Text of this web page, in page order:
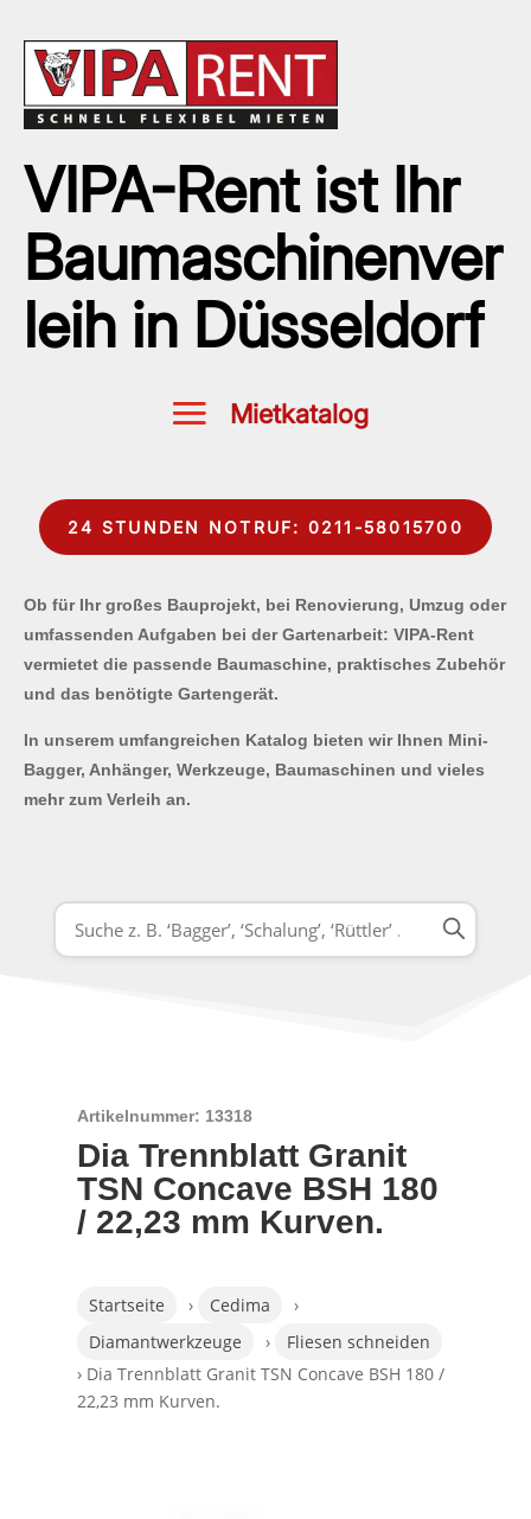
VIPA-Rent ist Ihr
Baumaschinenver
leih in Düsseldorf
24 STUNDEN NOTRUF: 0211-58015700
Ob für Ihr großes Bauprojekt, bei Renovierung, Umzug oder
umfassenden Aufgaben bei der Gartenarbeit: VIPA-Rent
vermietet die passende Baumaschine, praktisches Zubehör
und das benötigte Gartengerät.
In unserem umfangreichen Katalog bieten wir Ihnen Mini-
Bagger, Anhänger, Werkzeuge, Baumaschinen und vieles
mehr zum Verleih an.
Artikelnummer: 13318
Dia Trennblatt Granit
TSN Concave BSH 180
/ 22,23 mm Kurven.
Startseite › Cedima
›
Diamantwerkzeuge
›
Fliesen schneiden
› Dia Trennblatt Granit TSN Concave BSH 180 /
22,23 mm Kurven.